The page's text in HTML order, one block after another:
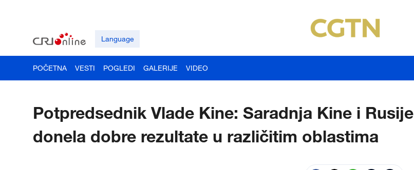
Language
POČETNA VESTI POGLEDI GALERIJE VIDEO
Potpredsednik Vlade Kine: Saradnja Kine i Rusije
donela dobre rezultate u različitim oblastima